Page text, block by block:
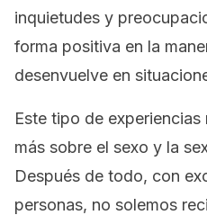
inquietudes y
forma positiva en la
desenvuelve en
Este tipo de
más sobre el sexo y la
Después de todo, con
personas, no solemos